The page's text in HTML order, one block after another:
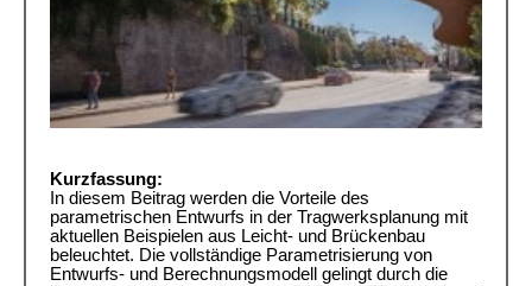
Kurzfassung:
In diesem Beitrag werden die Vorteile des
parametrischen Entwurfs in der Tragwerksplanung mit
aktuellen Beispielen aus Leicht- und Brückenbau
beleuchtet. Die vollständige Parametrisierung von
Entwurfs- und Berechnungsmodell gelingt durch die